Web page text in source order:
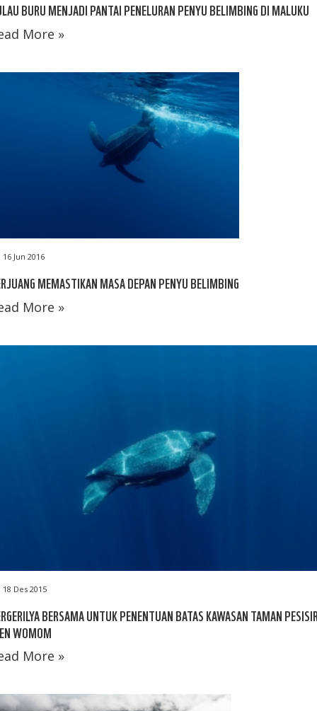
BURU MENJADI PANTAI PENELURAN PENYU BELIMBING DI MALUKU
More »
16 Jun 2016
MEMASTIKAN MASA DEPAN PENYU BELIMBING
More »
18 Des 2015
BERSAMA UNTUK PENENTUAN BATAS KAWASAN TAMAN
WOMOM
More »